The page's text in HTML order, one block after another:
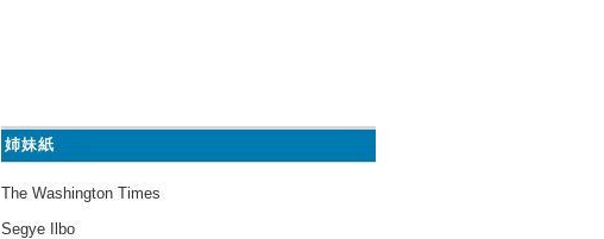
姉妹紙
The Washington Times
Segye Ilbo